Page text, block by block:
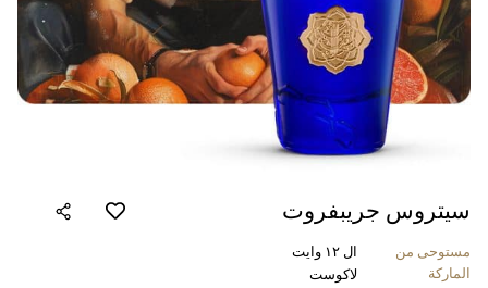
سيتروس جريبفروت
مستوحى من
ال ١٢ وايت
الماركة
لاكوست